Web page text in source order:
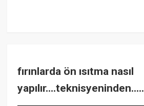
fırınlarda ön ısıtma nasıl
yapılır....teknisyeninden.....